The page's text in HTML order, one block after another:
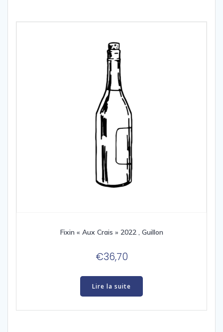
Fixin « Aux Crais » 2022 , Guillon
€36,70
Lire la suite